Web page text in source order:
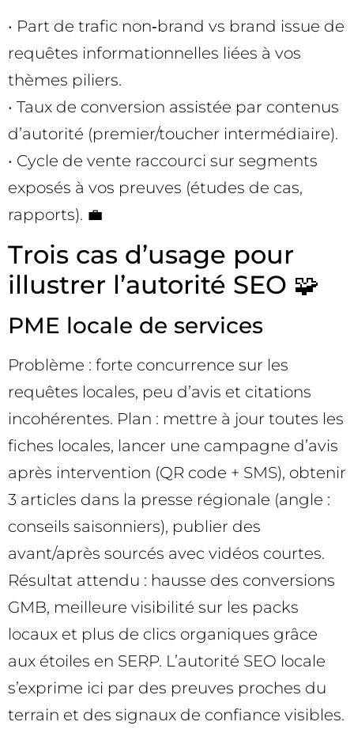
• Part de trafic non‑brand vs brand issue de
requêtes informationnelles liées à vos
thèmes piliers.
• Taux de conversion assistée par contenus
d’autorité (premier/toucher intermédiaire).
• Cycle de vente raccourci sur segments
exposés à vos preuves (études de cas,
rapports). 💼
Trois cas d’usage pour
illustrer l’autorité SEO 🧩
PME locale de services
Problème : forte concurrence sur les
requêtes locales, peu d’avis et citations
incohérentes. Plan : mettre à jour toutes les
fiches locales, lancer une campagne d’avis
après intervention (QR code + SMS), obtenir
3 articles dans la presse régionale (angle :
conseils saisonniers), publier des
avant/après sourcés avec vidéos courtes.
Résultat attendu : hausse des conversions
GMB, meilleure visibilité sur les packs
locaux et plus de clics organiques grâce
aux étoiles en SERP. L’autorité SEO locale
s’exprime ici par des preuves proches du
terrain et des signaux de confiance visibles.